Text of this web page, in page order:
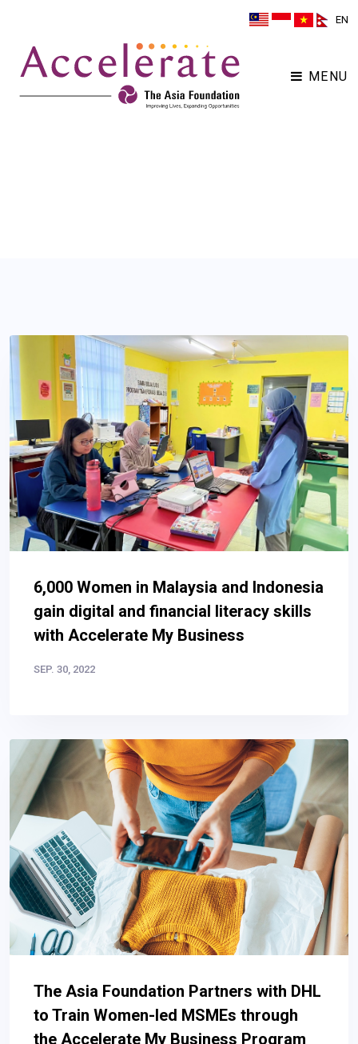
EN
MENU
6,000 Women in Malaysia and Indonesia
gain digital and financial literacy skills
with Accelerate My Business
SEP. 30, 2022
The Asia Foundation Partners with DHL
to Train Women-led MSMEs through
the Accelerate My Business Program